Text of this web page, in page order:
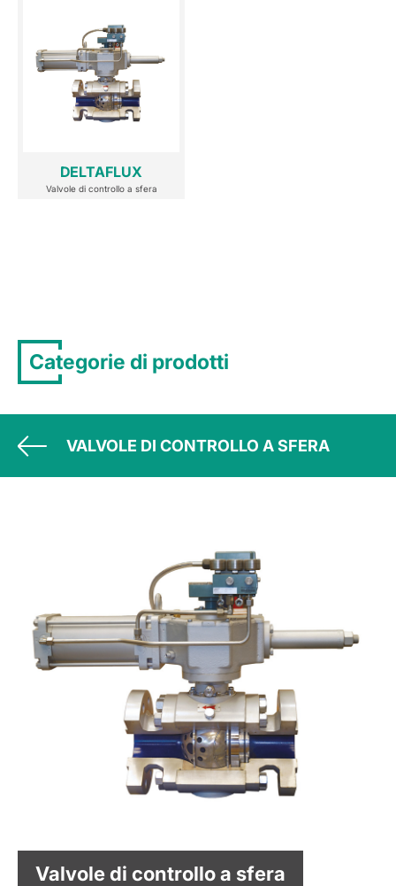
DELTAFLUX
Valvole di controllo a sfera
Categorie di prodotti
VALVOLE DI CONTROLLO A SFERA
Valvole di controllo a sfera